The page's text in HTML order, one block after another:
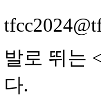
발로 뛰는
다.